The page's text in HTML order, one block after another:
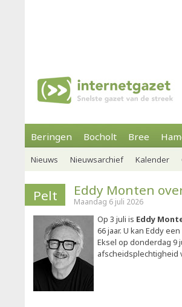
Beringen Bocholt Bree
Nieuws Nieuwsarchief Kalender
Pelt Eddy Monten
Maandag 6 juli 2026
Op 3 juli is Eddy
66 jaar. U kan Eddy
Eksel op donderdag 9
afscheidsplechtigheid